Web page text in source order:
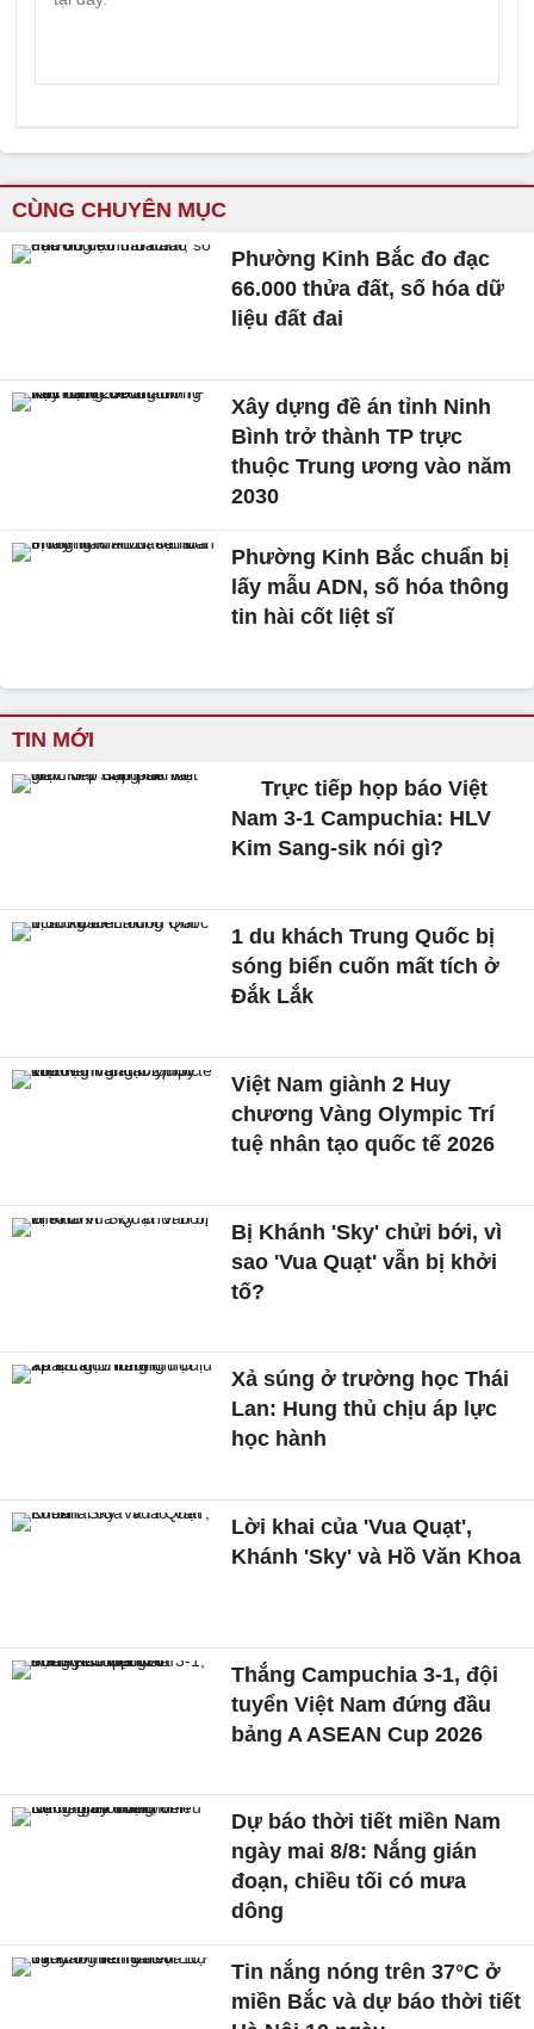
CÙNG CHUYÊN MỤC
Phường Kinh Bắc đo đạc
66.000 thửa đất, số hóa dữ
liệu đất đai
Xây dựng đề án tỉnh Ninh
Bình trở thành TP trực
thuộc Trung ương vào năm
2030
Phường Kinh Bắc chuẩn bị
lấy mẫu ADN, số hóa thông
tin hài cốt liệt sĩ
TIN MỚI
Trực tiếp họp báo Việt
Nam 3-1 Campuchia: HLV
Kim Sang-sik nói gì?
1 du khách Trung Quốc bị
sóng biển cuốn mất tích ở
Đắk Lắk
Việt Nam giành 2 Huy
chương Vàng Olympic Trí
tuệ nhân tạo quốc tế 2026
Bị Khánh 'Sky' chửi bới, vì
sao 'Vua Quạt' vẫn bị khởi
tố?
Xả súng ở trường học Thái
Lan: Hung thủ chịu áp lực
học hành
Lời khai của 'Vua Quạt',
Khánh 'Sky' và Hồ Văn Khoa
Thắng Campuchia 3-1, đội
tuyển Việt Nam đứng đầu
bảng A ASEAN Cup 2026
Dự báo thời tiết miền Nam
ngày mai 8/8: Nắng gián
đoạn, chiều tối có mưa
dông
Tin nắng nóng trên 37°C ở
miền Bắc và dự báo thời tiết